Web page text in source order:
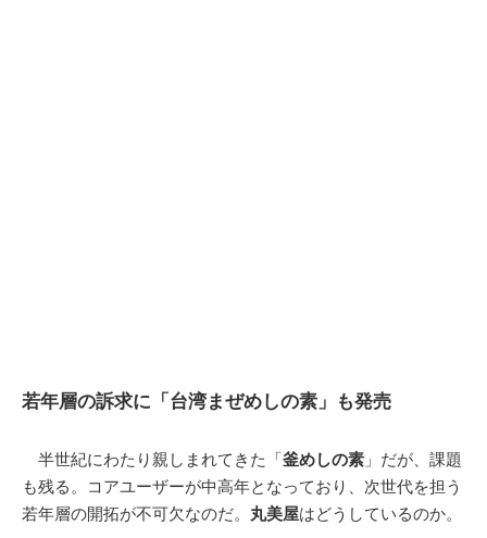
若年層の訴求に「台湾まぜめしの素」も発売
半世紀にわたり親しまれてきた「釜めしの素 」だが、課題
も残る。コアユーザーが中高年となっており、次世代を担う
若年層の開拓が不可欠なのだ。 丸美屋はどうしているのか。